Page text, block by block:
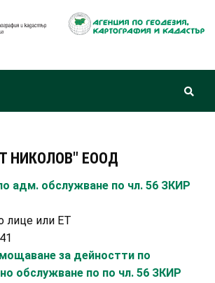
НИКОЛОВ" ЕООД
адм. обслужване по чл. 56 ЗКИР
лице или ЕТ
за дейностти по
обслужване по по чл. 56 ЗКИР